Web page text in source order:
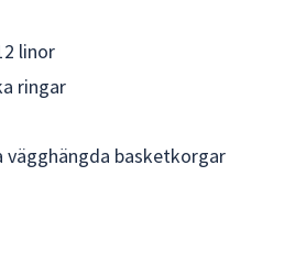
linor
ringar
basketkorgar